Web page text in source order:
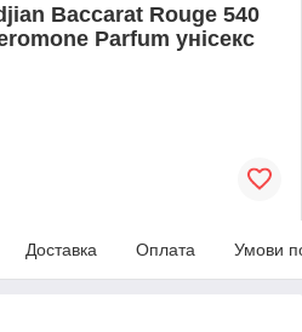
Baccarat Rouge 540
Parfum унісекс
Доставка Оплата Умови